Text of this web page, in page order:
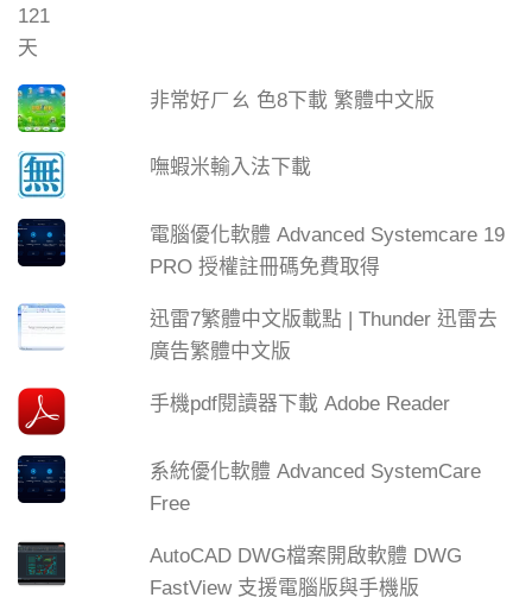
非常好ㄏㄠ 色8下載 繁體中文版
嘸蝦米輸入法下載
電腦優化軟體 Advanced Systemcare 19
PRO 授權註冊碼免費取得
迅雷7繁體中文版載點 | Thunder 迅雷去
廣告繁體中文版
手機pdf閱讀器下載 Adobe Reader
系統優化軟體 Advanced SystemCare
Free
AutoCAD DWG檔案開啟軟體 DWG
FastView 支援電腦版與手機版